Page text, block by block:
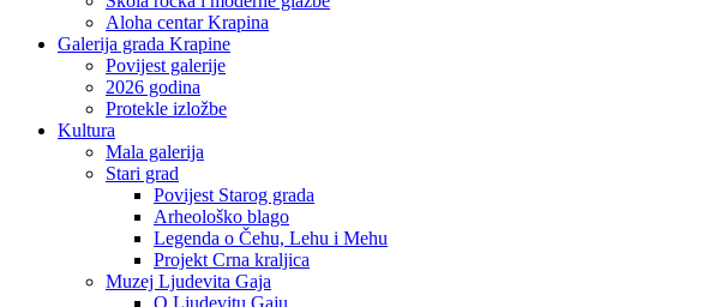
Aloha centar Krapina
Galerija grada Krapine
Povijest galerije
2026 godina
Protekle izložbe
Kultura
Mala galerija
Stari grad
Povijest Starog grada
Arheološko blago
Legenda o Čehu, Lehu i Mehu
Projekt Crna kraljica
Muzej Ljudevita Gaja
O Ljudevitu Gaju